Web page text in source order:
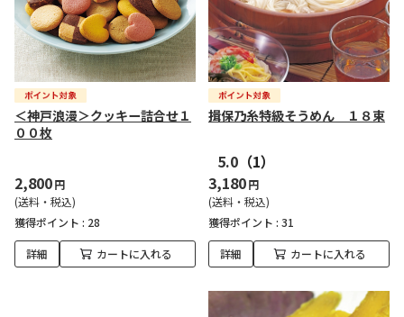
＜神戸浪漫＞クッキー詰合せ１
００枚
2,800円
(送料・税込)
獲得ポイント : 28
詳細 カートに入れる
揖保乃糸特級そうめん １８束
5.0 （1）
3,180円
(送料・税込)
獲得ポイント : 31
詳細 カートに入れる